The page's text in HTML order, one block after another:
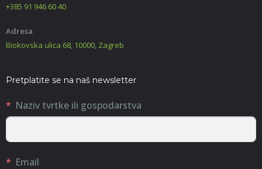
+385 91 946 60 40
Adresa
Biokovska ulica 68, 10000, Zagreb
Pretplatite se na naš newsletter
Naziv tvrtke ili gospodarstva
Email